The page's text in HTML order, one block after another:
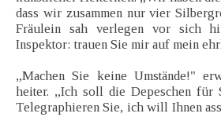
dass wir zusammen nur vier
Fräulein sah verlegen vor sich
Inspektor: trauen Sie mir auf mein
„Machen Sie keine Umstände!"
heiter. „Ich soll die Depeschen
Telegraphieren Sie, ich will Ihnen